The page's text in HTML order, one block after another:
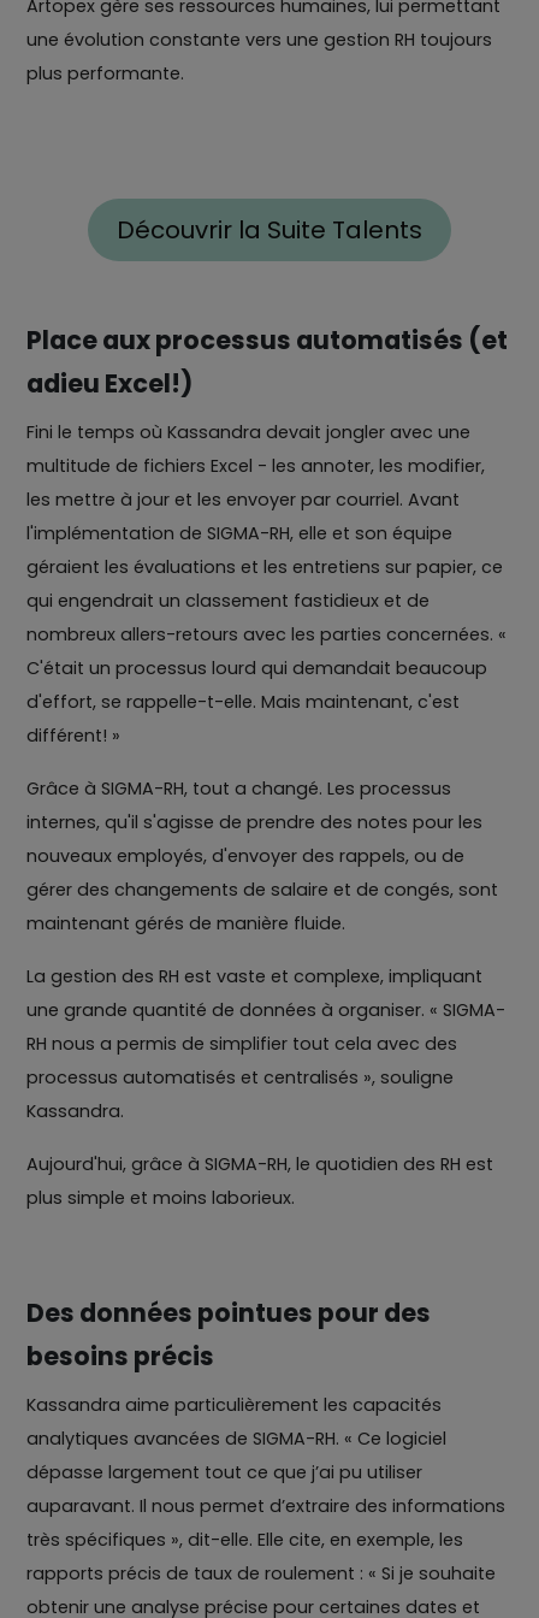
Artopex gère ses ressources humaines, lui permettant
une évolution constante vers une gestion RH toujours
plus performante.
Découvrir la Suite Talents
Place aux processus automatisés (et
adieu Excel!)
Fini le temps où Kassandra devait jongler avec une
multitude de fichiers Excel - les annoter, les modifier,
les mettre à jour et les envoyer par courriel. Avant
l'implémentation de SIGMA-RH, elle et son équipe
géraient les évaluations et les entretiens sur papier, ce
qui engendrait un classement fastidieux et de
nombreux allers-retours avec les parties concernées. «
C'était un processus lourd qui demandait beaucoup
d'effort, se rappelle-t-elle. Mais maintenant, c'est
différent! »
Grâce à SIGMA-RH, tout a changé. Les processus
internes, qu'il s'agisse de prendre des notes pour les
nouveaux employés, d'envoyer des rappels, ou de
gérer des changements de salaire et de congés, sont
maintenant gérés de manière fluide.
La gestion des RH est vaste et complexe, impliquant
une grande quantité de données à organiser. « SIGMA-
RH nous a permis de simplifier tout cela avec des
processus automatisés et centralisés », souligne
Kassandra.
Aujourd'hui, grâce à SIGMA-RH, le quotidien des RH est
plus simple et moins laborieux.
Des données pointues pour des
besoins précis
Kassandra aime particulièrement les capacités
analytiques avancées de SIGMA-RH. « Ce logiciel
dépasse largement tout ce que j’ai pu utiliser
auparavant. Il nous permet d’extraire des informations
très spécifiques », dit-elle. Elle cite, en exemple, les
rapports précis de taux de roulement : « Si je souhaite
obtenir une analyse précise pour certaines dates et